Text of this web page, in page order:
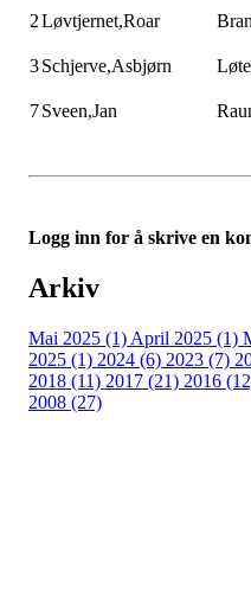
2Løvtjernet,Roar
3Schjerve,Asbjørn
7Sveen,Jan
Logg inn for å skrive en
Arkiv
Mai 2025 (1) April 2025 (1)
2025 (1) 2024 (6) 2023 (7)
2018 (11) 2017 (21) 2016
2008 (27)